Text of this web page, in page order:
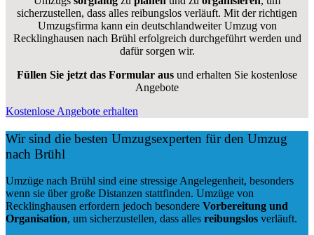
sicherzustellen, dass alles reibungslos verläuft. Mit der richtigen
Umzugsfirma kann ein deutschlandweiter Umzug von
Recklinghausen nach Brühl erfolgreich durchgeführt werden und
dafür sorgen wir.
Füllen Sie jetzt das Formular aus und erhalten Sie kostenlose
Angebote
Kostenlose Angebote erhalten
Wir sind die besten Umzugsexperten für den Umzug
nach Brühl
Umzüge nach Brühl sind eine stressige Angelegenheit, besonders
wenn sie über große Distanzen stattfinden. Umzüge von
Recklinghausen erfordern jedoch besondere Vorbereitung und
Organisation, um sicherzustellen, dass alles reibungslos verläuft.